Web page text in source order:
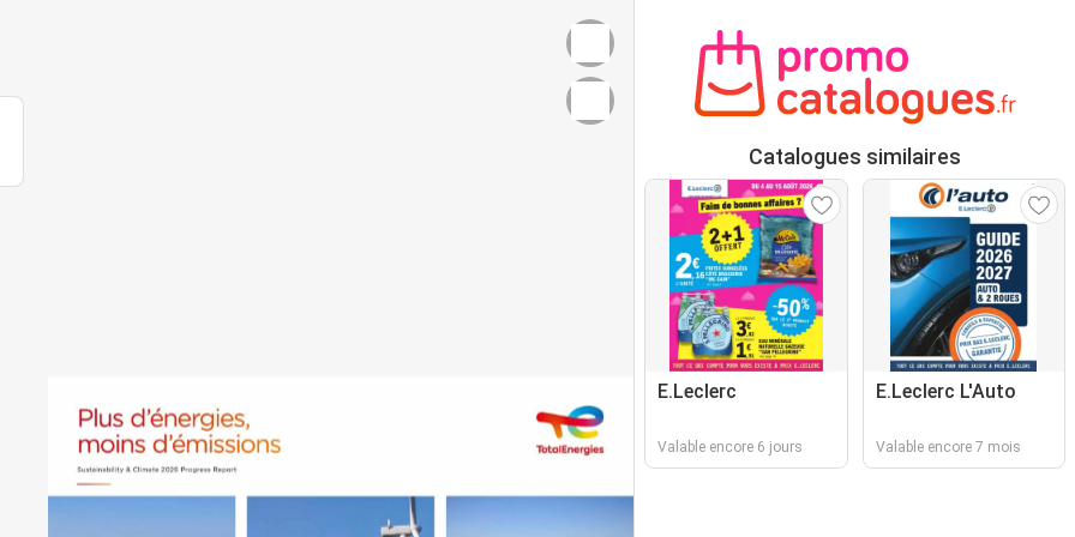
Catalogues similaires
E.Leclerc
Valable encore 6 jours
E.Leclerc L'Auto
Valable encore 7 mois